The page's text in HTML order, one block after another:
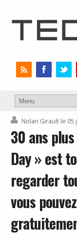
Nolan Girault le 05
30 ans
Day » est
regarder
vous